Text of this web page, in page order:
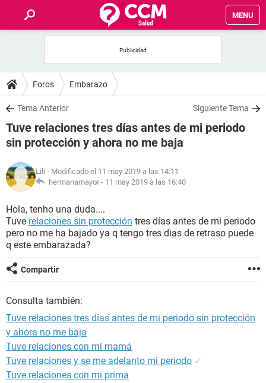
MENU
FOROS
SALUD
FAMILIA
NUTRICIÓN
SEXUALIDAD
Foros Embarazo
Tema Anterior Siguiente Tema
Tuve relaciones tres días antes de mi periodo
sin protección y ahora no me baja
Lili - Modificado el 11 may 2019 a las 14:11
hermanamayor - 11 may 2019 a las 16:40
Hola, tenho una duda....
Tuve relaciones sin protección tres días antes de mi periodo
pero no me ha bajado ya q tengo tres dias de retraso puede
q este embarazada?
Compartir
Consulta también:
Tuve relaciones tres días antes de mi periodo sin protección
y ahora no me baja
Tuve relaciones con mi mamá
Tuve relaciones y se me adelanto mi periodo ✓
Tuve relaciones con mi prima